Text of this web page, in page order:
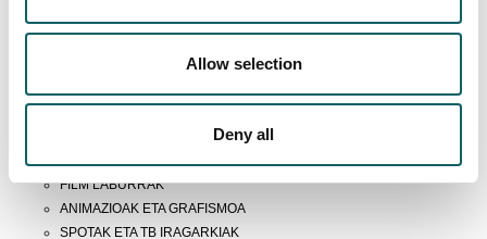
Allow selection
Deny all
PRAKTIKAK ETA GRADU BUKAERAKO LANA
ENTRETENIMENDURAKO IKUS-ENTZUNEZKO EDUKIAK
FILM LABURRAK
ANIMAZIOAK ETA GRAFISMOA
SPOTAK ETA TB IRAGARKIAK